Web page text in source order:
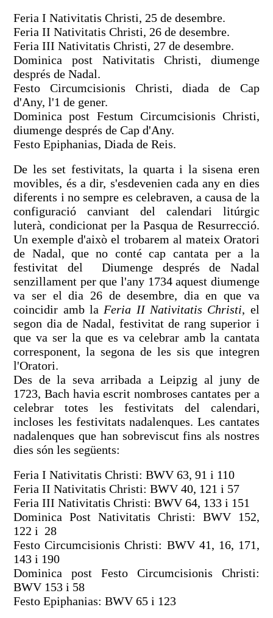
Feria I Nativitatis Christi, 25 de desembre.
Feria II Nativitatis Christi, 26 de desembre.
Feria III Nativitatis Christi, 27 de desembre.
Dominica post Nativitatis Christi, diumenge
després de Nadal.
Festo Circumcisionis Christi, diada de Cap
d'Any, l'1 de gener.
Dominica post Festum Circumcisionis Christi,
diumenge després de Cap d'Any.
Festo Epiphanias, Diada de Reis.
De les set festivitats, la quarta i la sisena eren
movibles, és a dir, s'esdevenien cada any en dies
diferents i no sempre es celebraven, a causa de la
configuració canviant del calendari litúrgic
luterà, condicionat per la Pasqua de Resurrecció.
Un exemple d'això el trobarem al mateix Oratori
de Nadal, que no conté cap cantata per a la
festivitat del Diumenge després de Nadal
senzillament per que l'any 1734 aquest diumenge
va ser el dia 26 de desembre, dia en que va
coincidir amb la Feria II Nativitatis Christi, el
segon dia de Nadal, festivitat de rang superior i
que va ser la que es va celebrar amb la cantata
corresponent, la segona de les sis que integren
l'Oratori.
Des de la seva arribada a Leipzig al juny de
1723, Bach havia escrit nombroses cantates per a
celebrar totes les festivitats del calendari,
incloses les festivitats nadalenques. Les cantates
nadalenques que han sobreviscut fins als nostres
dies són les següents:
Feria I Nativitatis Christi: BWV 63, 91 i 110
Feria II Nativitatis Christi: BWV 40, 121 i 57
Feria III Nativitatis Christi: BWV 64, 133 i 151
Dominica Post Nativitatis Christi: BWV 152,
122 i 28
Festo Circumcisionis Christi: BWV 41, 16, 171,
143 i 190
Dominica post Festo Circumcisionis Christi:
BWV 153 i 58
Festo Epiphanias: BWV 65 i 123